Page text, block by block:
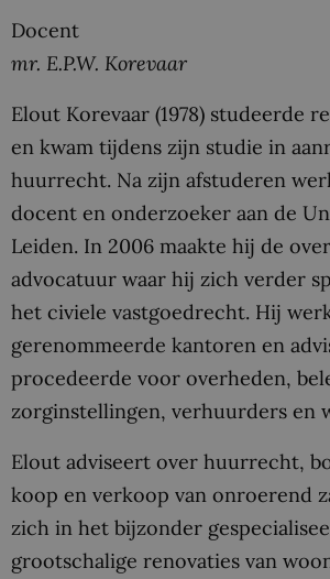
Docent
mr. E.P.W. Korevaar
Elout Korevaar (1978) studeerde
en kwam tijdens zijn studie in
huurrecht. Na zijn afstuderen
docent en onderzoeker aan de
Leiden. In 2006 maakte hij de
advocatuur waar hij zich verder
het civiele vastgoedrecht. Hij
gerenommeerde kantoren en
procedeerde voor overheden,
zorginstellingen, verhuurders en
Elout adviseert over huurrecht,
koop en verkoop van onroerend
zich in het bijzonder
grootschalige renovaties van